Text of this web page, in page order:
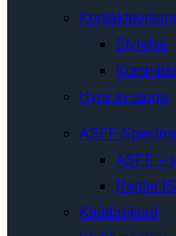
Styrelse
Hyra av stuga
ASFF-
ASFF –
Regler
Klubbrekord